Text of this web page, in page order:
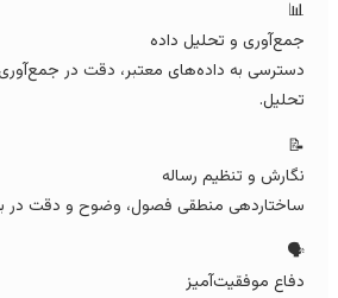
و تحلیل داده
به داده‌های معتبر، دقت در جمع‌آوری و
و تنظیم رساله
منطقی فصول، وضوح و دقت در بیان
موفقیت‌آمیز